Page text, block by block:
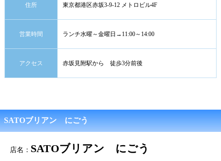
住所 東京都港区赤坂3-9-12 メトロビル4F
営業時間 ランチ水曜～金曜日→11:00～14:00
アクセス 赤坂見附駅から 徒歩3分前後
SATOブリアン にごう
店名： SATOブリアン にごう